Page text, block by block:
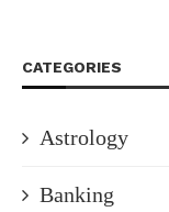
CATEGORIES
Astrology
Banking